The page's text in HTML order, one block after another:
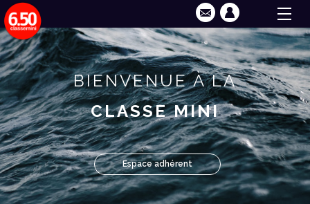
BIENVENUE À LA
CLASSE MINI
Espace adhérent